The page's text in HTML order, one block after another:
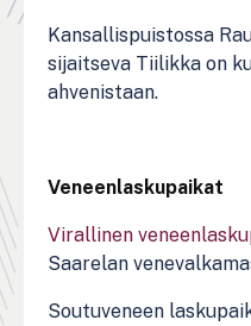
Kansallispuistossa
sijaitseva Tiilikka on
ahvenistaan.
Veneenlaskupaikat
Virallinen
Saarelan
Soutuveneen